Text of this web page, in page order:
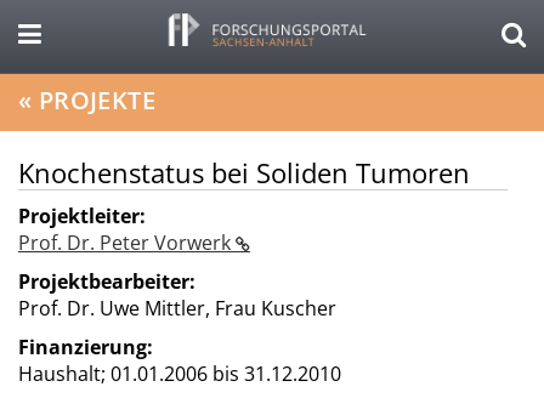
« PROJEKTE
Knochenstatus bei Soliden Tumoren
Projektleiter:
Prof. Dr. Peter Vorwerk
Projektbearbeiter:
Prof. Dr. Uwe Mittler, Frau Kuscher
Finanzierung:
Haushalt; 01.01.2006 bis 31.12.2010